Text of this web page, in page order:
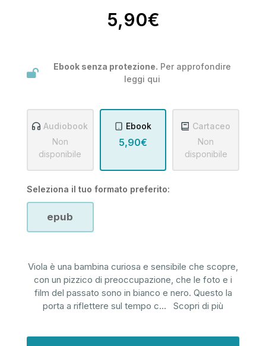
5,90€
Ebook senza protezione. Per approfondire
leggi qui
Audiobook
Non
disponibile
Ebook
5,90€
Cartaceo
Non
disponibile
Seleziona il tuo formato preferito:
epub
Viola è una bambina curiosa e sensibile che scopre,
con un pizzico di preoccupazione, che le foto e i
film del passato sono in bianco e nero. Questo la
porta a riflettere sul tempo c... Scopri di più